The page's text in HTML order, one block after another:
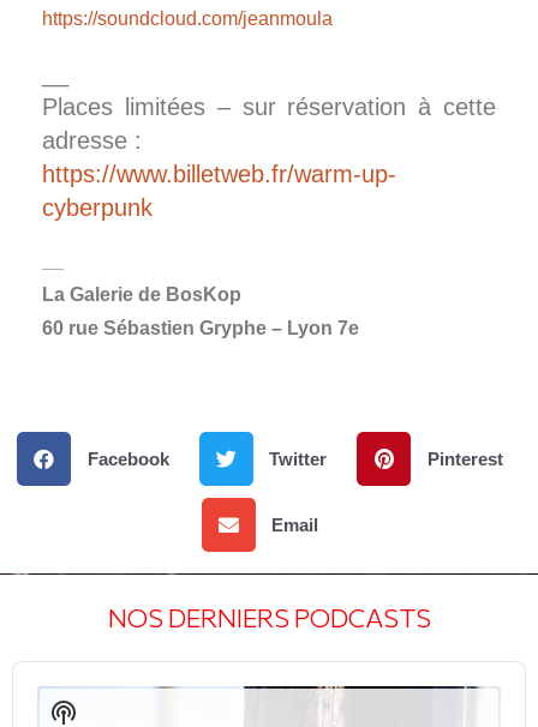
https://soundcloud.com/jeanmoula
Places limitées – sur réservation à cette
adresse :
https://www.billetweb.fr/warm-up-
cyberpunk
La Galerie de BosKop
60 rue Sébastien Gryphe – Lyon 7e
Facebook Twitter Pinterest
Email
NOS DERNIERS PODCASTS
Audio
Player
Show